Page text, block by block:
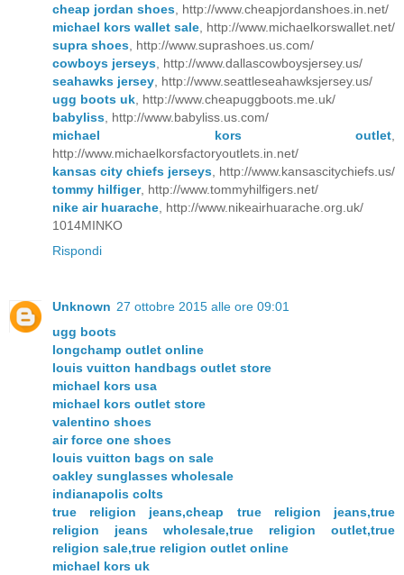
cheap jordan shoes, http://www.cheapjordanshoes.in.net/
michael kors wallet sale, http://www.michaelkorswallet.net/
supra shoes, http://www.suprashoes.us.com/
cowboys jerseys, http://www.dallascowboysjersey.us/
seahawks jersey, http://www.seattleseahawksjersey.us/
ugg boots uk, http://www.cheapuggboots.me.uk/
babyliss, http://www.babyliss.us.com/
michael kors outlet,
http://www.michaelkorsfactoryoutlets.in.net/
kansas city chiefs jerseys, http://www.kansascitychiefs.us/
tommy hilfiger, http://www.tommyhilfigers.net/
nike air huarache, http://www.nikeairhuarache.org.uk/
1014MINKO
Rispondi
Unknown 27 ottobre 2015 alle ore 09:01
ugg boots
longchamp outlet online
louis vuitton handbags outlet store
michael kors usa
michael kors outlet store
valentino shoes
air force one shoes
louis vuitton bags on sale
oakley sunglasses wholesale
indianapolis colts
true religion jeans,cheap true religion jeans,true
religion jeans wholesale,true religion outlet,true
religion sale,true religion outlet online
michael kors uk